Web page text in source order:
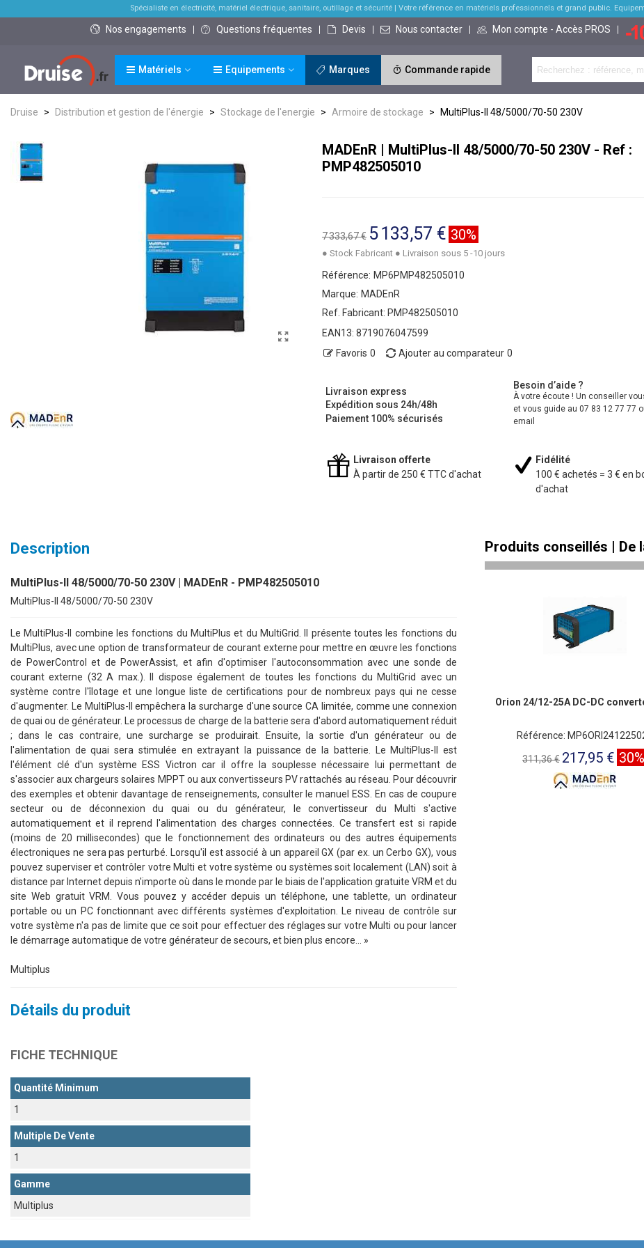
Spécialiste en électricité, matériel électrique, sanitaire, outillage et sécurité| Votre référence en matériels professionnels et grand public.
Nos engagements Questions fréquentes Devis Nous contacter Mon compte - Accès PROS
Matériels Equipements Marques Commande rapide
Druise > Distribution et gestion de l'énergie > Stockage de l'energie > Armoire de stockage > MultiPlus-II 48/5000/70-50 230V
MADEnR | MultiPlus-II 48/5000/70-50 230V - Ref :
PMP482505010
7 333,67 € 5 133,57 € 30%
● Stock Fabricant ● Livraison sous 5 -10 jours
Référence: MP6PMP482505010
Marque: MADEnR
Ref. Fabricant: PMP482505010
EAN13: 8719076047599
Favoris 0 Ajouter au comparateur 0
Livraison express
Expédition sous 24h/48h
Paiement 100% sécurisés
Besoin d’aide ?
À votre écoute ! Un conseiller
et vous guide au 07 83 12 77 77
email
Livraison offerte
À partir de 250 € TTC d'achat
Fidélité
100 € achetés = 3 € en
d'achat
Description
MultiPlus-II 48/5000/70-50 230V | MADEnR - PMP482505010
MultiPlus-II 48/5000/70-50 230V
Le MultiPlus-II combine les fonctions du MultiPlus et du MultiGrid. Il présente toutes les fonctions du
MultiPlus, avec une option de transformateur de courant externe pour mettre en œuvre les fonctions
de PowerControl et de PowerAssist, et afin d'optimiser l'autoconsommation avec une sonde de
courant externe (32 A max.). Il dispose également de toutes les fonctions du MultiGrid avec un
système contre l'îlotage et une longue liste de certifications pour de nombreux pays qui ne cesse
d'augmenter. Le MultiPlus-II empêchera la surcharge d'une source CA limitée, comme une connexion
de quai ou de générateur. Le processus de charge de la batterie sera d'abord automatiquement réduit
; dans le cas contraire, une surcharge se produirait. Ensuite, la sortie d'un générateur ou de
l'alimentation de quai sera stimulée en extrayant la puissance de la batterie. Le MultiPlus-II est
l'élément clé d'un système ESS Victron car il offre la souplesse nécessaire lui permettant de
s'associer aux chargeurs solaires MPPT ou aux convertisseurs PV rattachés au réseau. Pour découvrir
des exemples et obtenir davantage de renseignements, consulter le manuel ESS. En cas de coupure
secteur ou de déconnexion du quai ou du générateur, le convertisseur du Multi s'active
automatiquement et il reprend l'alimentation des charges connectées. Ce transfert est si rapide
(moins de 20 millisecondes) que le fonctionnement des ordinateurs ou des autres équipements
électroniques ne sera pas perturbé. Lorsqu'il est associé à un appareil GX (par ex. un Cerbo GX), vous
pouvez superviser et contrôler votre Multi et votre système ou systèmes soit localement (LAN) soit à
distance par Internet depuis n'importe où dans le monde par le biais de l'application gratuite VRM et du
site Web gratuit VRM. Vous pouvez y accéder depuis un téléphone, une tablette, un ordinateur
portable ou un PC fonctionnant avec différents systèmes d'exploitation. Le niveau de contrôle sur
votre système n'a pas de limite que ce soit pour effectuer des réglages sur votre Multi ou pour lancer
le démarrage automatique de votre générateur de secours, et bien plus encore... »
Multiplus
Détails du produit
FICHE TECHNIQUE
Quantité Minimum
1
Multiple De Vente
1
Gamme
Multiplus
Produits conseillés | De
Orion 24/12-25A DC-DC
Référence:
311,36 € 217,95 € 30%